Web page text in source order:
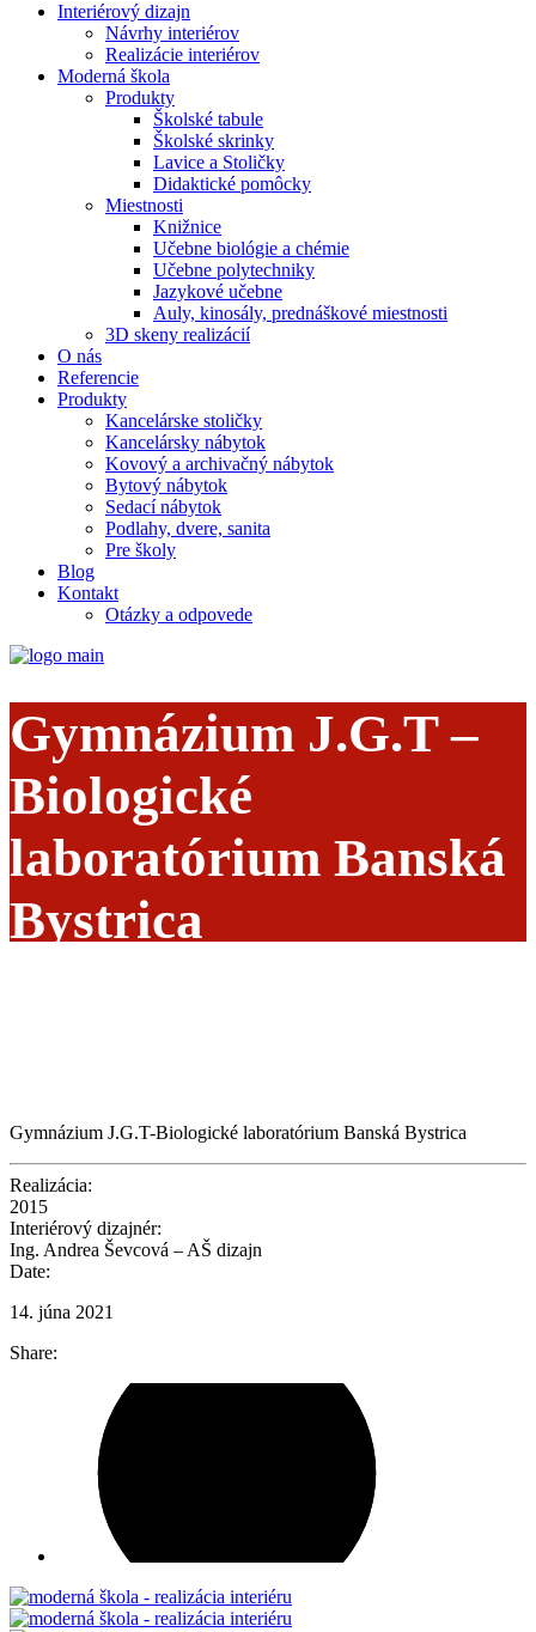
Interiérový dizajn
Návrhy interiérov
Realizácie interiérov
Moderná škola
Produkty
Školské tabule
Školské skrinky
Lavice a Stoličky
Didaktické pomôcky
Miestnosti
Knižnice
Učebne biológie a chémie
Učebne polytechniky
Jazykové učebne
Auly, kinosály, prednáškové miestnosti
3D skeny realizácií
O nás
Referencie
Produkty
Kancelárske stoličky
Kancelársky nábytok
Kovový a archivačný nábytok
Bytový nábytok
Sedací nábytok
Podlahy, dvere, sanita
Pre školy
Blog
Kontakt
Otázky a odpovede
Gymnázium J.G.T –
Biologické
laboratórium Banská
Bystrica
Gymnázium J.G.T-Biologické laboratórium Banská Bystrica
Realizácia:
2015
Interiérový dizajnér:
Ing. Andrea Ševcová – AŠ dizajn
Date:
14. júna 2021
Share: